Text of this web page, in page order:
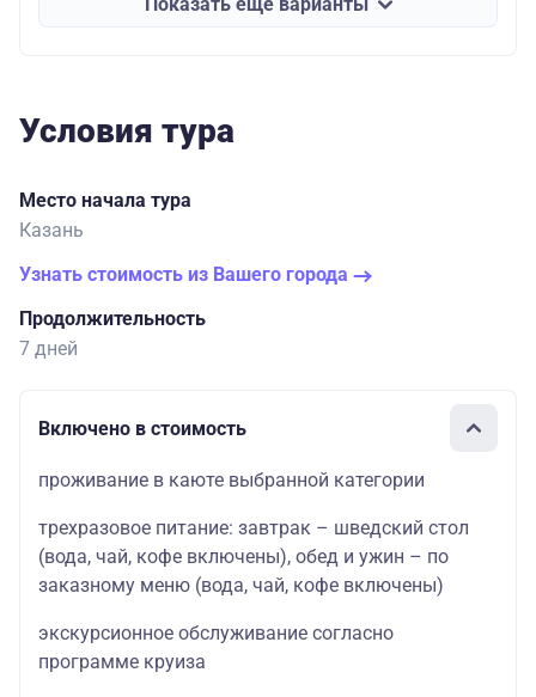
Условия тура
Место начала тура
Казань
Узнать стоимость из Вашего города
Продолжительность
7 дней
Включено в стоимость
проживание в каюте выбранной категории
трехразовое питание: завтрак – шведский стол
(вода, чай, кофе включены), обед и ужин – по
заказному меню (вода, чай, кофе включены)
экскурсионное обслуживание согласно
программе круиза